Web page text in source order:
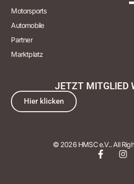
Motorsports
Automobile
Partner
Marktplatz
JETZT MITGLIED
Hier klicken
© 2026 HMSC e.V.. All